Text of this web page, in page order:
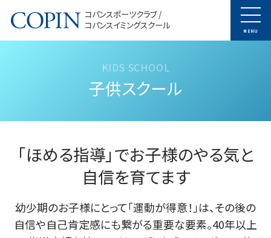
コパンスポーツクラブ /
コパンスイミングスクール
MENU
子供スクール
「ほめる指導」でお子様のやる気と
自信を育てます
幼少期のお子様にとって「運動が得意！」は、その後の
自信や自己肯定感にも繋がる重要な要素。40年以上